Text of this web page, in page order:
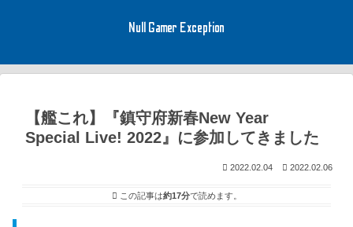
Null Gamer Exception
【艦これ】『鎮守府新春New Year
Special Live! 2022』に参加してきました
2022.02.04 2022.02.06
この記事は約17分で読めます。